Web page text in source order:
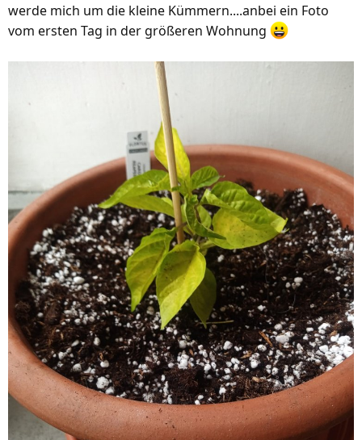
werde mich um die kleine Kümmern....anbei ein Foto
vom ersten Tag in der größeren Wohnung